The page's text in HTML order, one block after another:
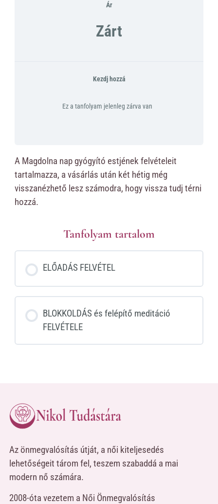
Ár
Zárt
Kezdj hozzá
Ez a tanfolyam jelenleg zárva van
A Magdolna nap gyógyító estjének felvételeit
tartalmazza, a vásárlás után két hétig még
visszanézhető lesz számodra, hogy vissza tudj térni
hozzá.
Tanfolyam tartalom
ELŐADÁS FELVÉTEL
BLOKKOLDÁS és felépítő meditáció
FELVÉTELE
Az önmegvalósítás útját, a női kiteljesedés
lehetőségeit tárom fel, teszem szabaddá a mai
modern nő számára.
2008-óta vezetem a Női Önmegvalósítás